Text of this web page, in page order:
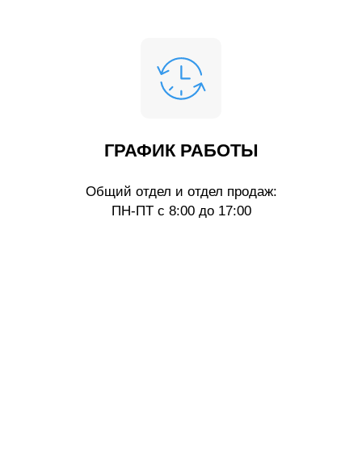
ГРАФИК РАБОТЫ
Общий отдел и отдел продаж:
ПН-ПТ с 8:00 до 17:00